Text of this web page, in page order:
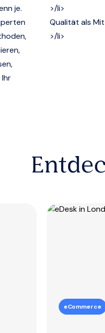
je.
>/li>
Qualität als
>/li>
eCommerce